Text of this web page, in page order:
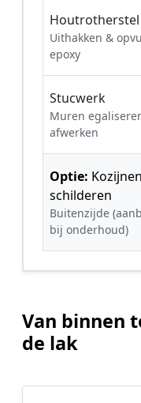
Houtrotherstel
Uithakken &
epoxy
Stucwerk
Muren
afwerken
Optie: Kozijnen
schilderen
Buitenzijde
bij onderhoud)
Van binnen
de lak